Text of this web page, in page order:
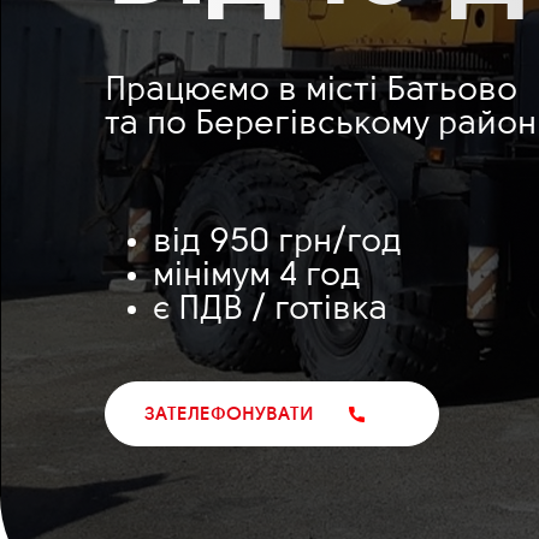
Працюємо в місті Батьово
та по Берегівському
від 950 грн/год
мінімум 4 год
є ПДВ / готівка
ЗАТЕЛЕФОНУВАТИ